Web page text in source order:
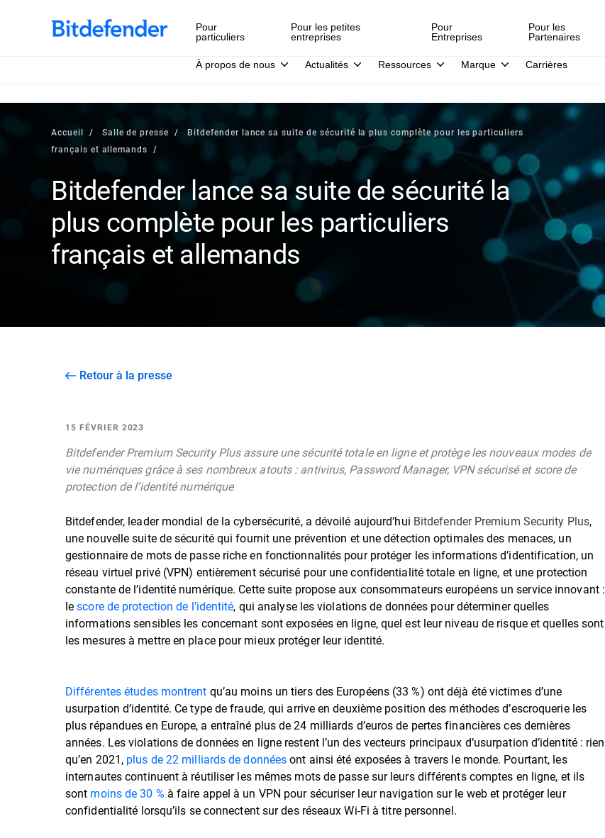
Pour
particuliers
Pour les petites
entreprises
Pour
Entreprises
Pour les
Partenaires
À propos de nous Actualités Ressources Marque Carrières
Accueil Salle de presse
Bitdefender lance sa suite de sécurité la plus complète pour les particuliers
français et allemands
Bitdefender lance sa suite de sécurité la
plus complète pour les particuliers
français et allemands
Retour à la presse
15 FÉVRIER 2023
Bitdefender Premium Security Plus assure une sécurité totale en ligne et protège les nouveaux modes de
vie numériques grâce à ses nombreux atouts : antivirus, Password Manager, VPN sécurisé et score de
protection de l’identité numérique
Bitdefender, leader mondial de la cybersécurité, a dévoilé aujourd’hui Bitdefender Premium Security Plus,
une nouvelle suite de sécurité qui fournit une prévention et une détection optimales des menaces, un
gestionnaire de mots de passe riche en fonctionnalités pour protéger les informations d’identification, un
réseau virtuel privé (VPN) entièrement sécurisé pour une confidentialité totale en ligne, et une protection
constante de l’identité numérique. Cette suite propose aux consommateurs européens un service innovant :
lescore de protection de l’identité, qui analyse les violations de données pour déterminer quelles
informations sensibles les concernant sont exposées en ligne, quel est leur niveau de risque et quelles sont
les mesures à mettre en place pour mieux protéger leur identité.
Différentes études montrent qu’au moins un tiers des Européens (33 %) ont déjà été victimes d’une
usurpation d’identité. Ce type de fraude, qui arrive en deuxième position des méthodes d’escroquerie les
plus répandues en Europe, a entraîné plus de 24 milliards d’euros de pertes financières ces dernières
années. Les violations de données en ligne restent l’un des vecteurs principaux d’usurpation d’identité : rien
qu’en 2021, plus de 22 milliards de donnéesont ainsi été exposées à travers le monde. Pourtant, les
internautes continuent à réutiliser les mêmes mots de passe sur leurs différents comptes en ligne, et ils
sont moins de 30 % à faire appel à un VPN pour sécuriser leur navigation sur le web et protéger leur
confidentialité lorsqu’ils se connectent sur des réseaux Wi-Fi à titre personnel.